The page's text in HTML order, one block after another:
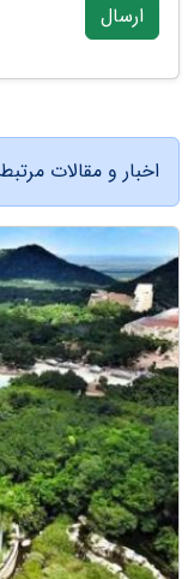
ارسال
اخبار و مقالات مرتبط